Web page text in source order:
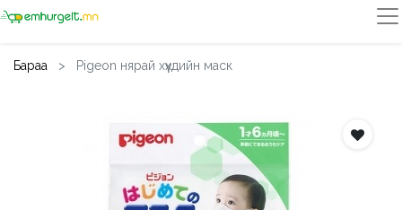
Бараа Pigeon нярай хүүхдийн маск